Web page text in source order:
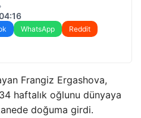
WhatsApp
Reddit
Frangiz Ergashova,
haftalık oğlunu dünyaya
doğuma girdi.